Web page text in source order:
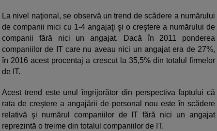
La nivel naţional, se observă un trend de scădere a numărului
de companii mici cu 1-4 angajaţi şi o creştere a numărului de
companii fără nici un angajat. Dacă în 2011 ponderea
companiilor de IT care nu aveau nici un angajat era de 27%,
în 2016 acest procentaj a crescut la 35,5% din totalul firmelor
de IT.
Acest trend este unul îngrijorător din perspectiva faptului că
rata de creştere a angajării de personal nou este în scădere
relativă şi numărul companiilor de IT fără nici un angajat
reprezintă o treime din totalul companiilor de IT.